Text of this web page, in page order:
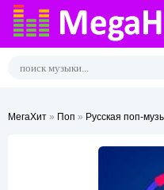
МегаХит » Поп » Русская поп-